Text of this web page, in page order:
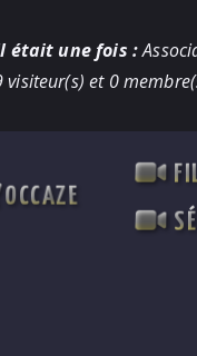
était une fois :
visiteur(s) et 0
OCCAZE